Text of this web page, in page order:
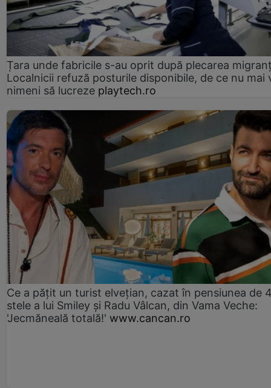
Țara unde fabricile s-au oprit după plecarea
Localnicii refuză posturile disponibile, de ce nu mai
nimeni să lucreze playtech.ro
Ce a pățit un turist elvețian, cazat în pensiunea de
stele a lui Smiley și Radu Vâlcan, din Vama Veche:
'Jecmăneală totală!' www.cancan.ro